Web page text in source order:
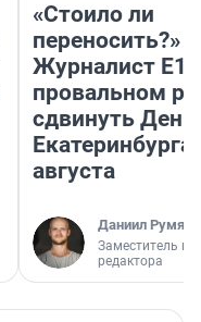
«Стоило ли
переносить?»
Журналист
провальном
сдвинуть День
Екатеринбурга
августа
Даниил
Заместитель
редактора